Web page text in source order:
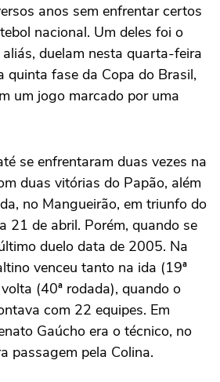
anos sem enfrentar certos
nacional. Um deles foi o
aliás, duelam nesta quarta-feira
quinta fase da Copa do Brasil,
um jogo marcado por uma
se enfrentaram duas vezes na
duas vitórias do Papão, além
no Mangueirão, em triunfo do
21 de abril. Porém, quando se
duelo data de 2005. Na
venceu tanto na ida (19ª
(40ª rodada), quando o
com 22 equipes. Em
Gaúcho era o técnico, no
passagem pela Colina.